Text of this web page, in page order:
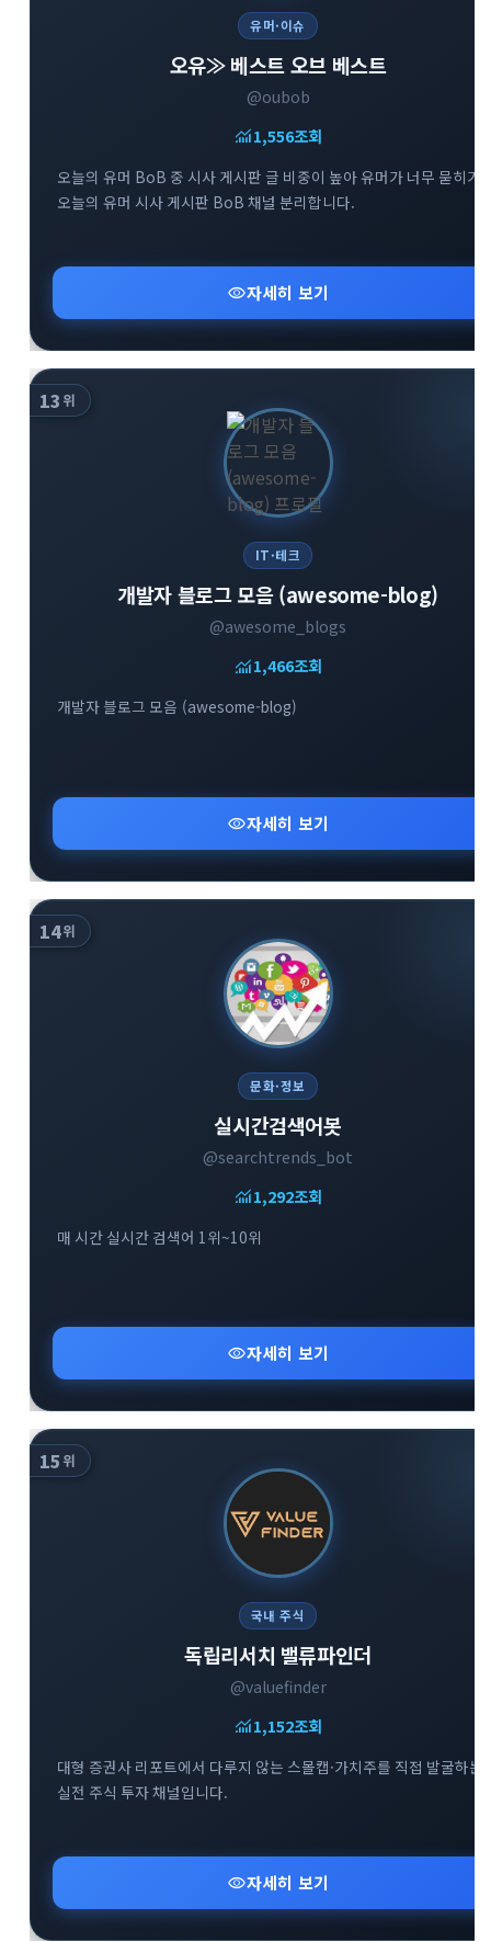
유머·이슈
오유≫ 베스트 오브 베스트
@oubob
monitoring1,556조회
오늘의 유머 BoB 중 시사 게시판 글 비중이 높아 유머가 너무 묻히기
오늘의 유머 시사 게시판 BoB 채널 분리합니다.
visibility자세히 보기
13 위
IT·테크
개발자 블로그 모음 (awesome-blog)
@awesome_blogs
monitoring1,466조회
개발자 블로그 모음 (awesome-blog)
visibility자세히 보기
14위
문화·정보
실시간검색어봇
@searchtrends_bot
monitoring1,292조회
매 시간 실시간 검색어 1위~10위
visibility자세히 보기
15 위
국내 주식
독립리서치 밸류파인더
@valuefinder
monitoring1,152조회
대형 증권사 리포트에서 다루지 않는 스몰캡·가치주를 직접 발굴하는
실전 주식 투자 채널입니다.
visibility자세히 보기